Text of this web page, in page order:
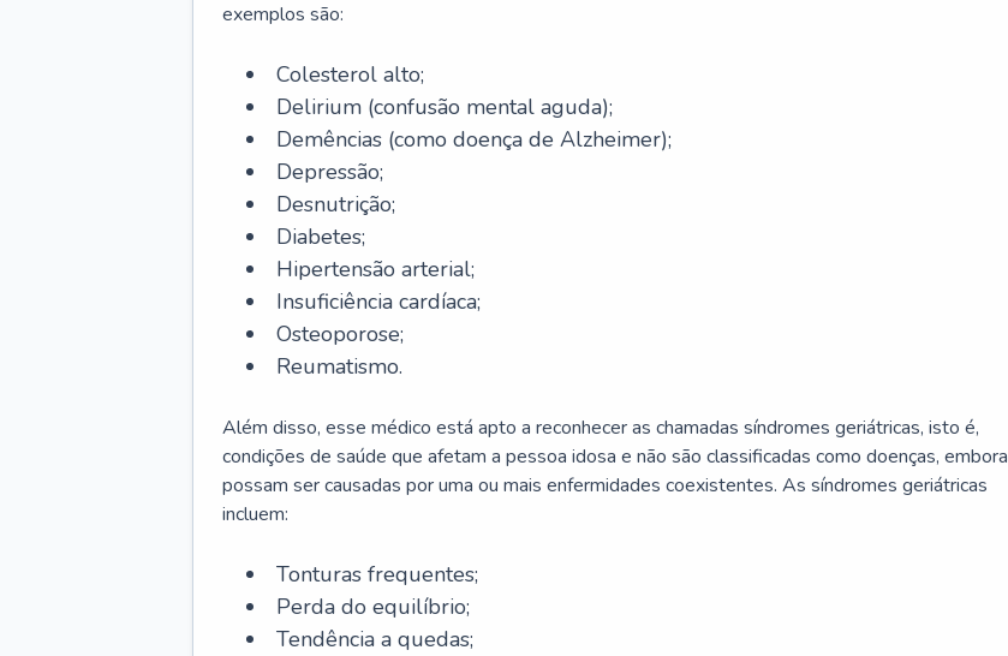
exemplos são:
Colesterol alto;
Delirium (confusão mental aguda);
Demências (como doença de Alzheimer);
Depressão;
Desnutrição;
Diabetes;
Hipertensão arterial;
Insuficiência cardíaca;
Osteoporose;
Reumatismo.
Além disso, esse médico está apto a reconhecer as chamadas síndromes geriátricas, isto é,
condições de saúde que afetam a pessoa idosa e não são classificadas como doenças, embora
possam ser causadas por uma ou mais enfermidades coexistentes. As síndromes geriátricas
incluem:
Tonturas frequentes;
Perda do equilíbrio;
Tendência a quedas;